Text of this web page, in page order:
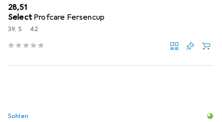
EUR
28,51
Select Profcare Fersencup
39, S 42
Sohlen